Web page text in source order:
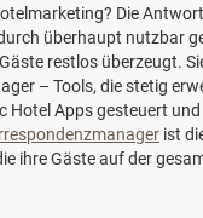
Die
überhaupt nutzbar
restlos überzeugt.
– Tools, die stetig
Hotel Apps gesteuert
ist
ihre Gäste auf der